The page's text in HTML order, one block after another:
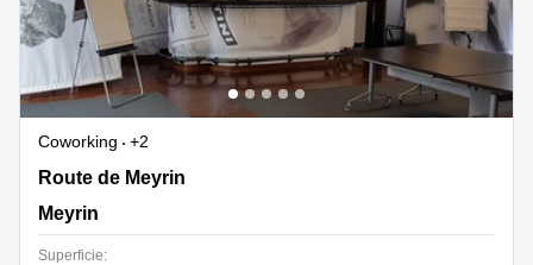
Coworking
+2
Route de Meyrin 267, Meyrin
Route de Meyrin
Meyrin
Superficie: